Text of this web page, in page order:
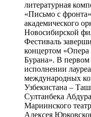
литературная
«Письмо с
академического
Новосибирской
Фестиваль
концертом
Бурана». В первом
исполнении
международных
Узбекистана –
Султанбека
Мариинского
Алексея